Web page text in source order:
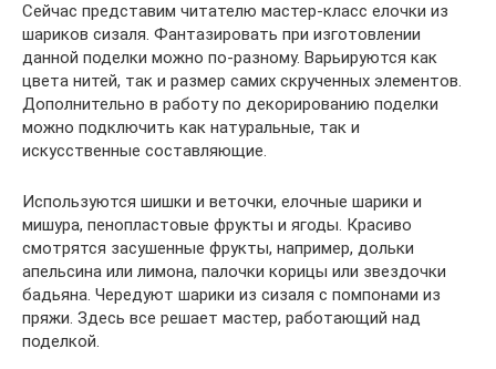
Сейчас представим читателю мастер-класс елочки из
шариков сизаля. Фантазировать при изготовлении
данной поделки можно по-разному. Варьируются как
цвета нитей, так и размер самих скрученных элементов.
Дополнительно в работу по декорированию поделки
можно подключить как натуральные, так и
искусственные составляющие.
Используются шишки и веточки, елочные шарики и
мишура, пенопластовые фрукты и ягоды. Красиво
смотрятся засушенные фрукты, например, дольки
апельсина или лимона, палочки корицы или звездочки
бадьяна. Чередуют шарики из сизаля с помпонами из
пряжи. Здесь все решает мастер, работающий над
поделкой.